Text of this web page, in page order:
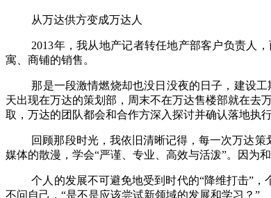
从万达供方变成万达人
2013年，我从地产记者转任地产部客户负责人
寓、商铺的销售。
那是一段激情燃烧却也没日没夜的日子，建设
天出现在万达的策划部，周末不在万达售楼部就在去
取，万达的团队都会和合作方深入探讨并确认落地执行
回顾那段时光，我依旧清晰记得，每一次万达
媒体的散漫，学会“严谨、专业、高效与活泼”。因为
个人的发展不可避免地受到时代的“降维打击”
不问自己， “是不是应该尝试新领域的发展和学习？ ”